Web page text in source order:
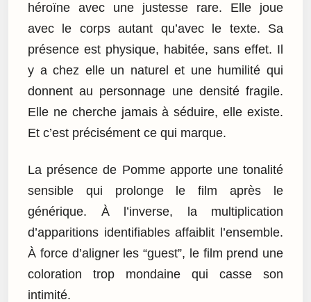
héroïne avec une justesse rare. Elle joue
avec le corps autant qu’avec le texte. Sa
présence est physique, habitée, sans effet. Il
y a chez elle un naturel et une humilité qui
donnent au personnage une densité fragile.
Elle ne cherche jamais à séduire, elle existe.
Et c’est précisément ce qui marque.
La présence de Pomme apporte une tonalité
sensible qui prolonge le film après le
générique. À l’inverse, la multiplication
d’apparitions identifiables affaiblit l’ensemble.
À force d’aligner les “guest”, le film prend une
coloration trop mondaine qui casse son
intimité.